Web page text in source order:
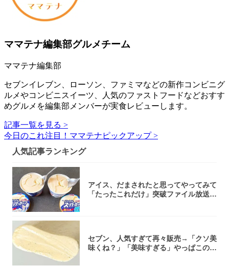
ママテナ編集部グルメチーム
ママテナ編集部
セブンイレブン、ローソン、ファミマなどの新作コンビニグ
ルメやコンビニスイーツ、人気のファストフードなどおすす
めグルメを編集部メンバーが実食レビューします。
記事一覧を見る >
今日のこれ注目！ママテナピックアップ >
人気記事ランキング
アイス、だまされたと思ってやってみて
「たったこれだけ」突破ファイル放送で
セブン、人気すぎて再々販売→「クソ美
味くね？」「美味すぎる」やっぱこのク